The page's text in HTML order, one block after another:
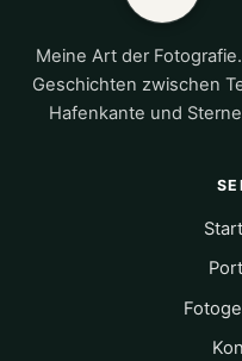
Meine Art der
Geschichten zwischen
Hafenkante und